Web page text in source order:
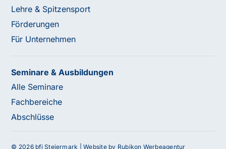
Lehre & Spitzensport
Förderungen
Für Unternehmen
Seminare & Ausbildungen
Alle Seminare
Fachbereiche
Abschlüsse
© 2026 bfi Steiermark |Website by Rubikon Werbeagentur